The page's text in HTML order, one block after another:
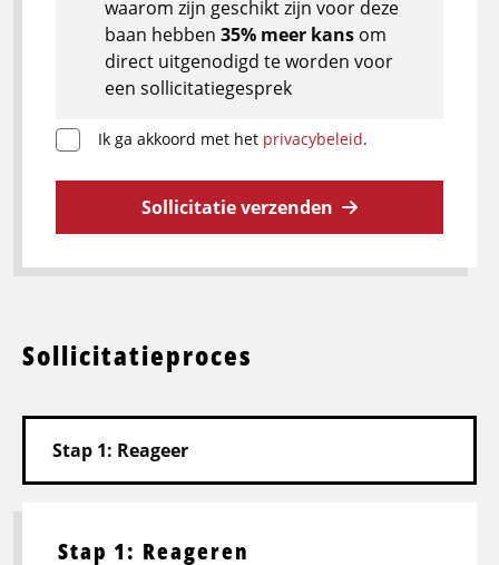
waarom zijn geschikt zijn voor deze
baan hebben 35% meer kans om
direct uitgenodigd te worden voor
een sollicitatiegesprek
Ik ga akkoord met het privacybeleid.
Sollicitatie verzenden
Sollicitatieproces
Stap 1: Reageren